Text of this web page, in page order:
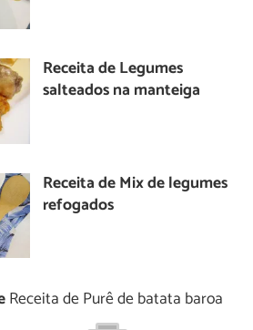
Receita de Legumes
salteados na manteiga
Receita de Mix de legumes
refogados
Receita de Purê de batata baroa